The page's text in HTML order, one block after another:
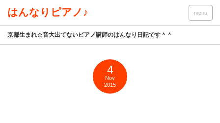
はんなりピアノ♪ menu
京都生まれ☆音大出てないピアノ講師のはんなり日記です＾＾
4
Nov
2015